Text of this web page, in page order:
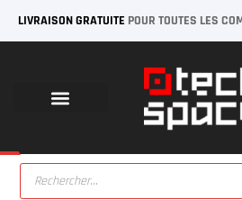
LIVRAISON GRATUITE POUR TOUTES LES